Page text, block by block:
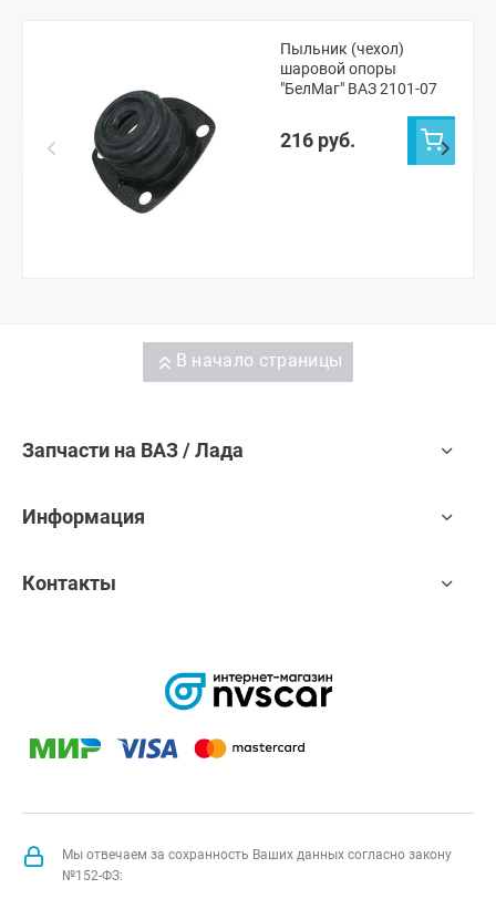
Пыльник (чехол)
шаровой опоры
"БелМаг" ВАЗ 2101-07
216 руб.
В начало страницы
Запчасти на ВАЗ / Лада
Информация
Контакты
Мы отвечаем за сохранность Ваших данных согласно закону
№152-ФЗ: